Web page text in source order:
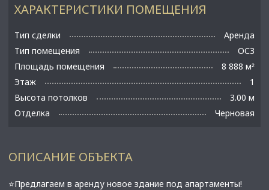
ХАРАКТЕРИСТИКИ ПОМЕЩЕНИЯ
Тип сделки
Аренда
Тип помещения
ОСЗ
Площадь помещения
8 888 м²
Этаж
1
Высота потолков
3.00 м
Отделка
Черновая
ОПИСАНИЕ ОБЪЕКТА
⭐Предлагаем в аренду новое здание под апартаменты!